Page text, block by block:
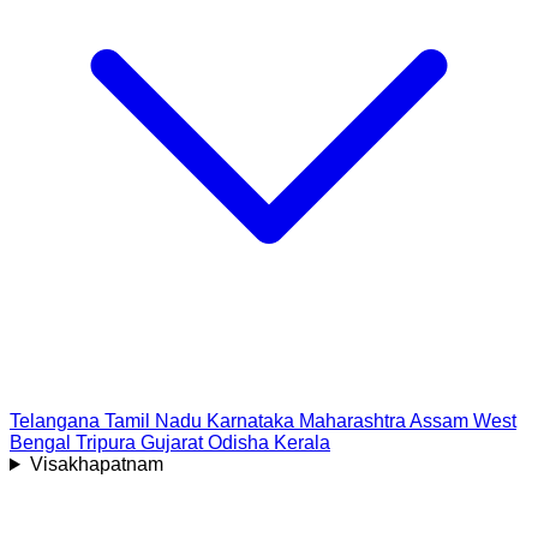
Telangana Tamil Nadu Karnataka Maharashtra Assam West
Bengal Tripura Gujarat Odisha Kerala
Visakhapatnam